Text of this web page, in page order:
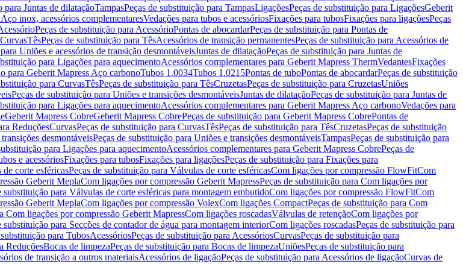
para Juntas de dilataçãoTampasPeças de substituição para TampasLigaçõesPeças de substituição para LigaçõesGeberit
inox, acessórios complementaresVedações para tubos e acessóriosFixações para tubosFixações para ligaçõesPeças
Peças de substituição para AcessórioPontas de abocardarPeças de substituição para Pontas de
TêsPeças de substituição para TêsAcessórios de transição permanentesPeças de substituição para Acessórios de
Uniões e acessórios de transição desmontáveisJuntas de dilataçãoPeças de substituição para Juntas de
para Ligações para aquecimentoAcessórios complementares para Geberit Mapress ThermVedantesFixações
para Geberit Mapress Aço carbonoTubos 1.0034Tubos 1.0215Pontas de tuboPontas de abocardarPeças de substituição
para CurvasTêsPeças de substituição para TêsCruzetasPeças de substituição para CruzetasUniões
Peças de substituição para Uniões e transições desmontáveisJuntas de dilataçãoPeças de substituição para Juntas de
para Ligações para aquecimentoAcessórios complementares para Geberit Mapress Aço carbonoVedações para
Geberit Mapress CobreGeberit Mapress CobrePeças de substituição para Geberit Mapress CobrePontas de
ReduçõesCurvasPeças de substituição para CurvasTêsPeças de substituição para TêsCruzetasPeças de substituição
desmontáveisPeças de substituição para Uniões e transições desmontáveisTampasPeças de substituição para
para Ligações para aquecimentoAcessórios complementares para Geberit Mapress CobrePeças de
e acessóriosFixações para tubosFixações para ligaçõesPeças de substituição para Fixações para
corte esféricasPeças de substituição para Válvulas de corte esféricasCom ligações por compressão FlowFitCom
Geberit MeplaCom ligações por compressão Geberit MapressPeças de substituição para Com ligações por
substituição para Válvulas de corte esféricas para montagem embutidoCom ligações por compressão FlowFitCom
Geberit MeplaCom ligações por compressão VolexCom ligações CompactPeças de substituição para Com
Com ligações por compressão Geberit MapressCom ligações roscadasVálvulas de retençãoCom ligações por
substituição para Secções de contador de água para montagem interiorCom ligações roscadasPeças de substituição para
para TubosAcessóriosPeças de substituição para AcessóriosCurvasPeças de substituição para
ReduçõesBocas de limpezaPeças de substituição para Bocas de limpezaUniõesPeças de substituição para
de transição a outros materiaisAcessórios de ligaçãoPeças de substituição para Acessórios de ligaçãoCurvas de